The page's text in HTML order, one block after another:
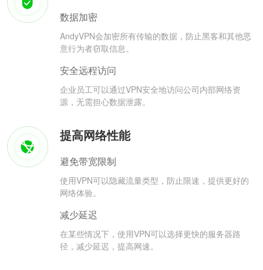
数据加密
AndyVPN会加密所有传输的数据，防止黑客和其他恶
意行为者窃取信息。
安全远程访问
企业员工可以通过VPN安全地访问公司内部网络资
源，无需担心数据泄露。
提高网络性能
避免带宽限制
使用VPN可以隐藏流量类型，防止限速，提供更好的
网络体验。
减少延迟
在某些情况下，使用VPN可以选择更快的服务器路
径，减少延迟，提高网速。